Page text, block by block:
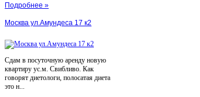
Подробнее »
Москва ул.Амундеса 17 к2
Сдам в посуточную аренду новую
квартиру ус.м. Свибливо. Как
говорят диетологи, полосатая диета
это н...